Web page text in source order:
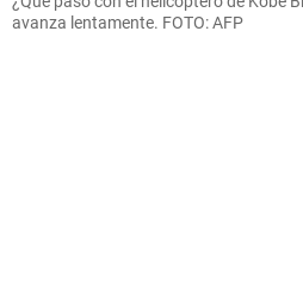
avanza lentamente. FOTO: AFP